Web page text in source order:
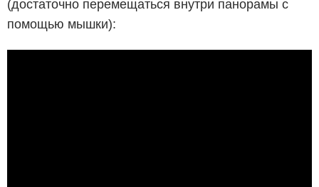
(достаточно перемещаться внутри панорамы с
помощью мышки):